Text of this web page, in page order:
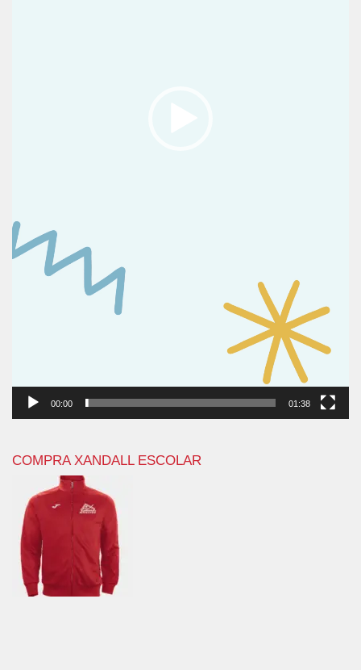
00:00 01:38
COMPRA XANDALL ESCOLAR